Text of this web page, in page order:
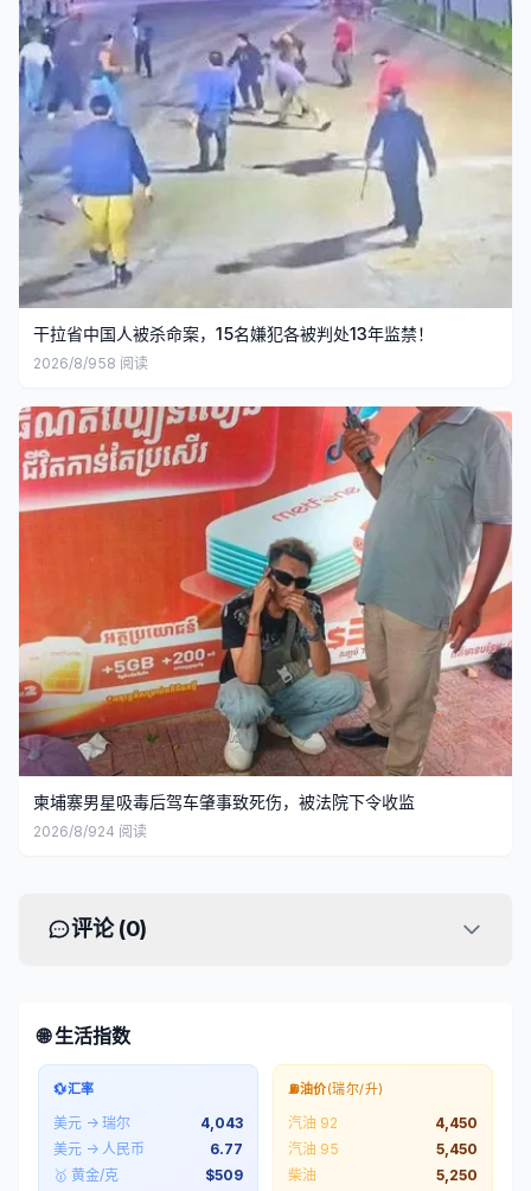
干拉省中国人被杀命案，15名嫌犯各被判处13年监禁！
2026/8/958 阅读
柬埔寨男星吸毒后驾车肇事致死伤，被法院下令收监
2026/8/924 阅读
评论 (0)
🌐 生活指数
💱汇率
美元 → 瑞尔
4,043
美元 → 人民币
6.77
🥇 黄金/克
$509
⛽油价(瑞尔/升)
汽油 92
4,450
汽油 95
5,450
柴油
5,250